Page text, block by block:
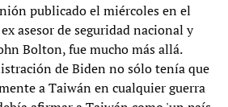
publicado el miércoles en el
asesor de seguridad nacional y
Bolton, fue mucho más allá.
de Biden no sólo tenía que
a Taiwán en cualquier guerra